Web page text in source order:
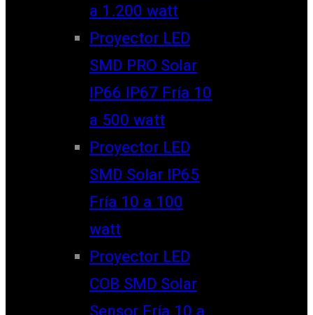
a 1.200 watt
Proyector LED
SMD PRO Solar
IP66 IP67 Fría 10
a 500 watt
Proyector LED
SMD Solar IP65
Fría 10 a 100
watt
Proyector LED
COB SMD Solar
Sensor Fría 10 a